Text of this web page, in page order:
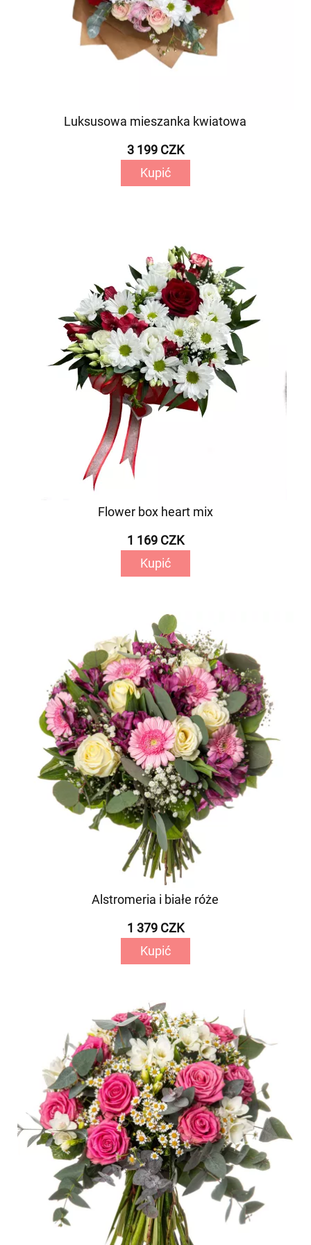
Luksusowa mieszanka kwiatowa
3 199 CZK
Kupić
Flower box heart mix
1 169 CZK
Kupić
Alstromeria i białe róże
1 379 CZK
Kupić